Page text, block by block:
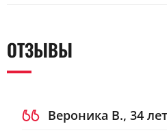
длительном выпадении,
андрогенетический тип или
легко ошибиться с тактикой.
воспаление, если на коже уже
воспалении метод
ОТЗЫВЫ
Вероника В., 34